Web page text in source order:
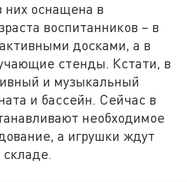
оснащена в
воспитанников – в
досками, а в
стенды. Кстати, в
и музыкальный
и бассейн. Сейчас в
необходимое
а игрушки ждут